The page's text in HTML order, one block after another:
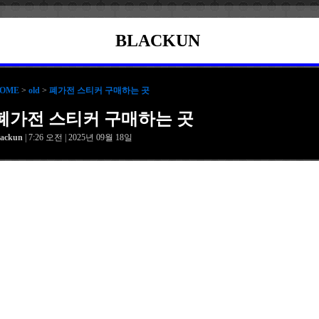
BLACKUN
> old > 폐가전 스티커 구매하는 곳
가전 스티커 구매하는 곳
| 7:26 오전 | 2025년 09월 18일